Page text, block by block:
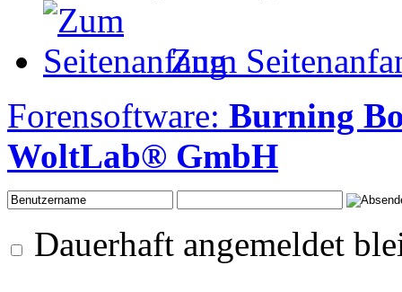
Zum
Forensoftware: Burning
WoltLab® GmbH
Dauerhaft angemeldet